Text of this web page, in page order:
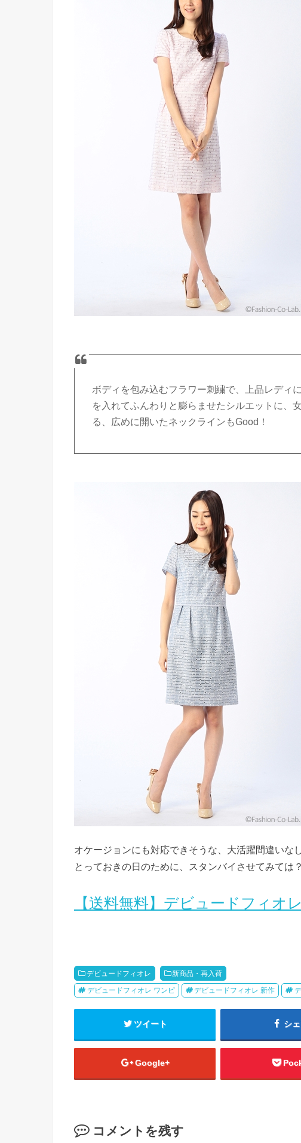
ボディを包み込むフラワー刺繍で、上品レディ
を入れてふんわりと膨らませたシルエットに、
る、広めに開いたネックラインもGood！
オケージョンにも対応できそうな、大活躍間違いな
とっておきの日のために、スタンバイさせてみては？
【送料無料】デビュードフィオ
デビュードフィオレ 新商品・再入荷
デビュードフィオレ ワンピ デビュードフィオレ 新作
ツイート シ
Google+
コメントを残す